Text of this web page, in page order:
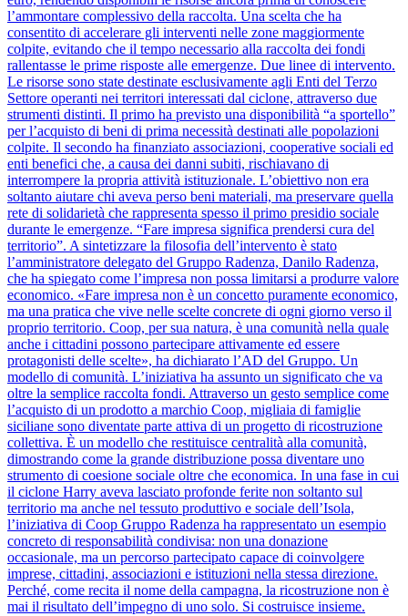
l’ammontare complessivo della raccolta. Una scelta che ha
consentito di accelerare gli interventi nelle zone maggiormente
colpite, evitando che il tempo necessario alla raccolta dei fondi
rallentasse le prime risposte alle emergenze. Due linee di intervento.
Le risorse sono state destinate esclusivamente agli Enti del Terzo
Settore operanti nei territori interessati dal ciclone, attraverso due
strumenti distinti. Il primo ha previsto una disponibilità “a sportello”
per l’acquisto di beni di prima necessità destinati alle popolazioni
colpite. Il secondo ha finanziato associazioni, cooperative sociali ed
enti benefici che, a causa dei danni subiti, rischiavano di
interrompere la propria attività istituzionale. L’obiettivo non era
soltanto aiutare chi aveva perso beni materiali, ma preservare quella
rete di solidarietà che rappresenta spesso il primo presidio sociale
durante le emergenze. “Fare impresa significa prendersi cura del
territorio”. A sintetizzare la filosofia dell’intervento è stato
l’amministratore delegato del Gruppo Radenza, Danilo Radenza,
che ha spiegato come l’impresa non possa limitarsi a produrre valore
economico. «Fare impresa non è un concetto puramente economico,
ma una pratica che vive nelle scelte concrete di ogni giorno verso il
proprio territorio. Coop, per sua natura, è una comunità nella quale
anche i cittadini possono partecipare attivamente ed essere
protagonisti delle scelte», ha dichiarato l’AD del Gruppo. Un
modello di comunità. L’iniziativa ha assunto un significato che va
oltre la semplice raccolta fondi. Attraverso un gesto semplice come
l’acquisto di un prodotto a marchio Coop, migliaia di famiglie
siciliane sono diventate parte attiva di un progetto di ricostruzione
collettiva. È un modello che restituisce centralità alla comunità,
dimostrando come la grande distribuzione possa diventare uno
strumento di coesione sociale oltre che economica. In una fase in cui
il ciclone Harry aveva lasciato profonde ferite non soltanto sul
territorio ma anche nel tessuto produttivo e sociale dell’Isola,
l’iniziativa di Coop Gruppo Radenza ha rappresentato un esempio
concreto di responsabilità condivisa: non una donazione
occasionale, ma un percorso partecipato capace di coinvolgere
imprese, cittadini, associazioni e istituzioni nella stessa direzione.
Perché, come recita il nome della campagna, la ricostruzione non è
mai il risultato dell’impegno di uno solo. Si costruisce insieme.